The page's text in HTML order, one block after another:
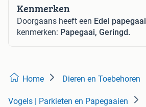
Kenmerken
Doorgaans heeft een Edel papegaai
kenmerken: Papegaai, Geringd.
Home Dieren en Toebehoren
Vogels | Parkieten en Papegaaien